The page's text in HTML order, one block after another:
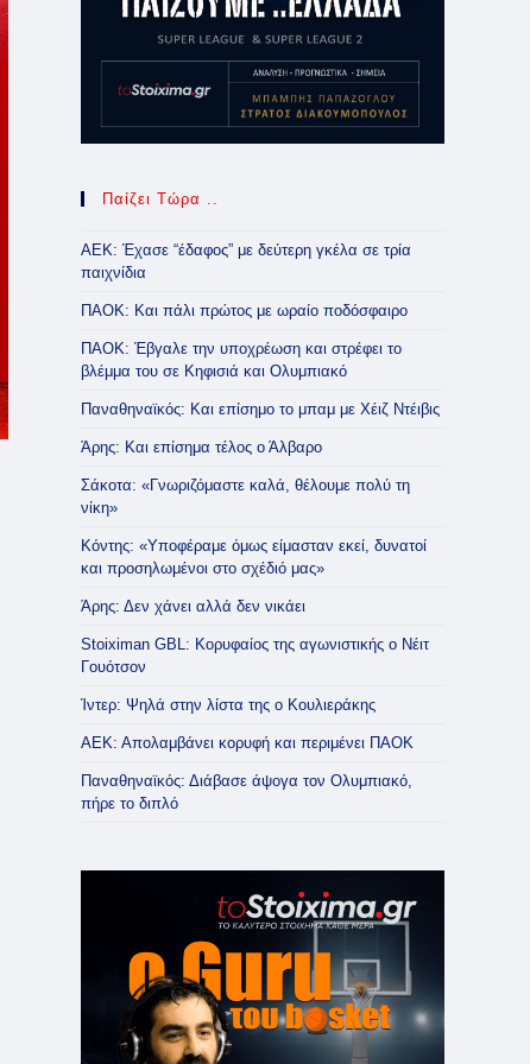
Παίζει Τώρα ..
ΑΕΚ: Έχασε “έδαφος” με δεύτερη γκέλα σε τρία
παιχνίδια
ΠΑΟΚ: Και πάλι πρώτος με ωραίο ποδόσφαιρο
ΠΑΟΚ: Έβγαλε την υποχρέωση και στρέφει το
βλέμμα του σε Κηφισιά και Ολυμπιακό
Παναθηναϊκός: Και επίσημο το μπαμ με Χέιζ Ντέιβις
Άρης: Και επίσημα τέλος ο Άλβαρο
Σάκοτα: «Γνωριζόμαστε καλά, θέλουμε πολύ τη
νίκη»
Κόντης: «Υποφέραμε όμως είμασταν εκεί, δυνατοί
και προσηλωμένοι στο σχέδιό μας»
Άρης: Δεν χάνει αλλά δεν νικάει
Stoiximan GBL: Κορυφαίος της αγωνιστικής ο Νέιτ
Γουότσον
Ίντερ: Ψηλά στην λίστα της ο Κουλιεράκης
ΑΕΚ: Απολαμβάνει κορυφή και περιμένει ΠΑΟΚ
Παναθηναϊκός: Διάβασε άψογα τον Ολυμπιακό,
πήρε το διπλό